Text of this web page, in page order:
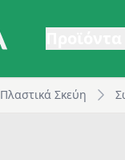
Πλαστικά Σκεύη